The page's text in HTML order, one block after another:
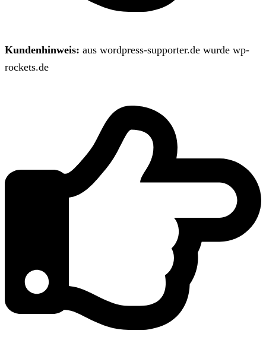
Kundenhinweis: aus wordpress-supporter.de wurde wp-
rockets.de